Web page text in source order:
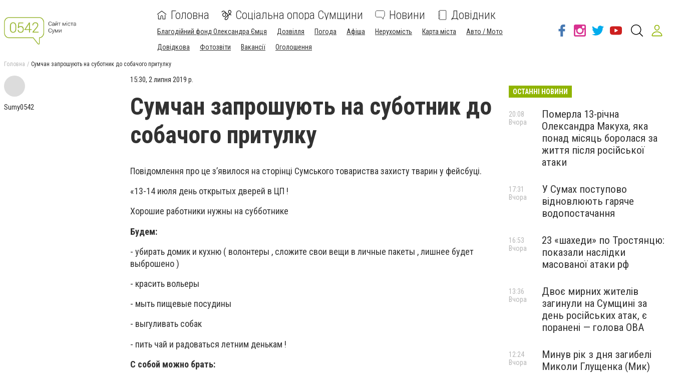
Головна Соціальна опора Сумщини Новини Довідник
Благодійний фонд Олександра Ємця Дозвілля Погода Афіша Нерухомість Карта міста
Авто / Мото
Довідкова
Фотозвіти Вакансії Оголошення
Головна Сумчан запрошують на суботник до собачого притулку
Sumy0542
15:30, 2 липня 2019 р.
Сумчан запрошують на суботник до
собачого притулку
Повідомлення про це з’явилося на сторінці Сумського товариства захисту тварин у фейсбуці.
«13-14 июля день открытых дверей в ЦП !
Хорошие работники нужны на субботнике
Будем:
- убирать домик и кухню ( волонтеры , сложите свои вещи в личные пакеты , лишнее будет
выброшено )
- красить вольеры
- мыть пищевые посудины
- выгуливать собак
- пить чай и радоваться летним денькам !
С собой можно брать:
ОСТАННІ НОВИНИ
Померла 13-річна
Олександра Макуха, яка
понад місяць боролася за
життя після російської
атаки
20:08
Вчора
У Сумах поступово
відновлюють гаряче
водопостачання
17:31
Вчора
23 «шахеди» по Тростянцю:
показали наслідки
масованої атаки рф
16:53
Вчора
Двоє мирних жителів
загинули на Сумщині за
день російських атак, є
поранені — голова ОВА
13:36
Вчора
Минув рік з дня загибелі
Миколи Глущенка (Мик)
12:24
Вчора